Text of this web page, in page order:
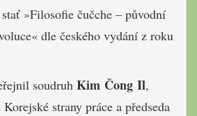
»Filosofie čučche – původní
dle českého vydání z roku
soudruh Kim Čong Il,
strany práce a předseda